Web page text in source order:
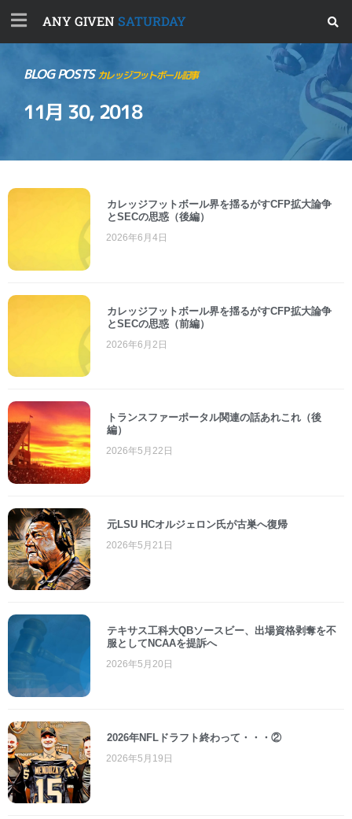
ANY GIVEN SATURDAY
BLOG POSTSカレッジフットボール記事
11月 30, 2018
カレッジフットボール界を揺るがすCFP拡大論争
とSECの思惑（後編）
2026年6月4日
カレッジフットボール界を揺るがすCFP拡大論争
とSECの思惑（前編）
2026年6月2日
トランスファーポータル関連の話あれこれ（後
編）
2026年5月22日
元LSU HCオルジェロン氏が古巣へ復帰
2026年5月21日
テキサス工科大QBソースビー、出場資格剥奪を不
服としてNCAAを提訴へ
2026年5月20日
2026年NFLドラフト終わって・・・②
2026年5月19日